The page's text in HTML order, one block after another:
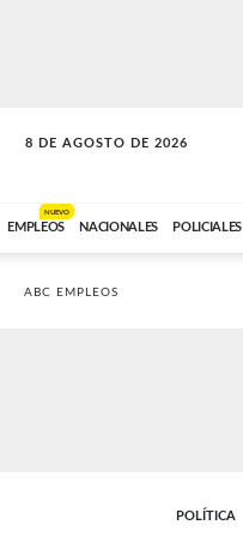
8 DE AGOSTO DE 2026
CONEXIÓN ROMANCE
EMPLEOS
NUEVO
NACIONALES POLICIALES
ABC EMPLEOS
POLÍTICA